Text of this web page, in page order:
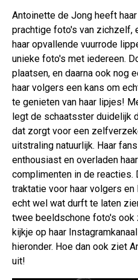
Antoinette de Jong heeft
prachtige foto's van zichzelf,
haar opvallende vuurrode
unieke foto's met iedereen.
plaatsen, en daarna ook nog
haar volgers een kans om
te genieten van haar lipjes!
legt de schaatsster duidelijk
dat zorgt voor een
uitstraling natuurlijk. Haar
enthousiast en overladen
complimenten in de reacties.
traktatie voor haar volgers
echt wel wat durft te laten
twee beeldschone foto's ook
kijkje op haar
hieronder. Hoe dan ook ziet
uit!